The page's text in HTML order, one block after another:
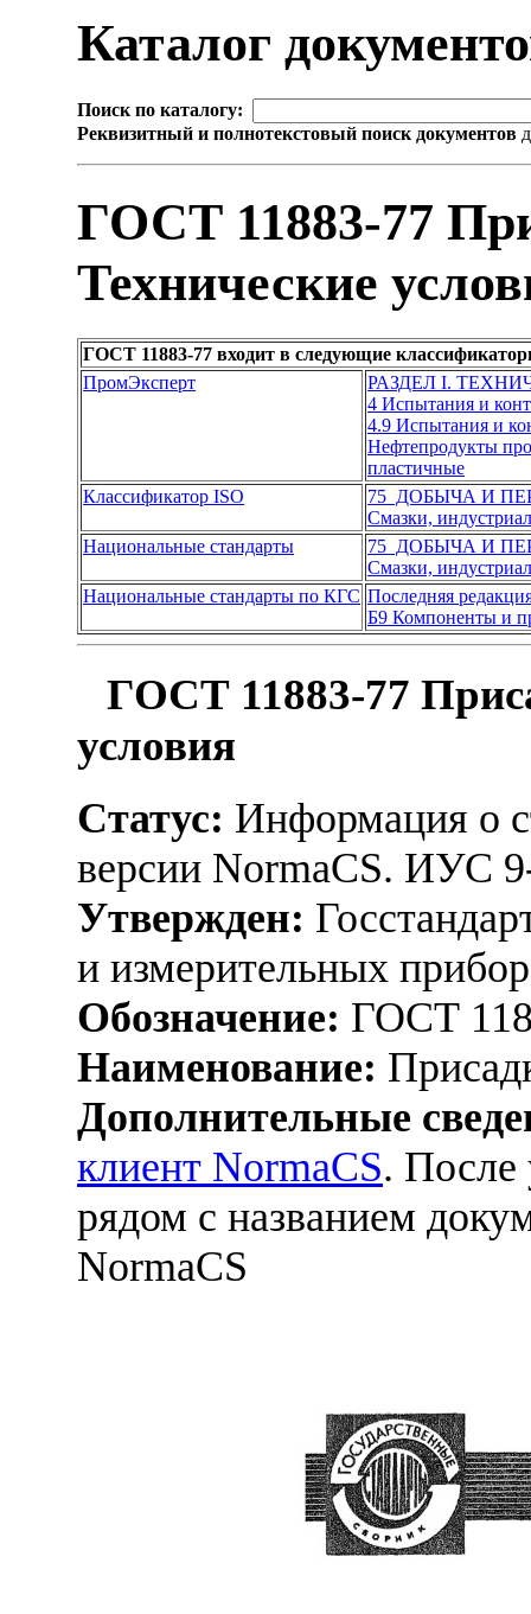
Каталог
Поиск по каталогу:
Реквизитный и полнотекстовый поиск документов
ГОСТ 11883-77
Технические
ГОСТ 11883-77 входит в следующие
ПромЭксперт
РАЗДЕЛ I.
4 Испытания и
4.9 Испытания и
Нефтепродукты
пластичные
Классификатор ISO
75 ДОБЫЧА И
Смазки,
Национальные стандарты
75 ДОБЫЧА И
Смазки,
Национальные стандарты по КГС Последняя
Б9 Компоненты и
ГОСТ 11883-77
условия
Статус: Информация о
версии NormaCS. ИУС
Утвержден:
и измерительных
Обозначение: ГОСТ
Наименование:
Дополнительные
клиент NormaCS. После
рядом с названием
NormaCS